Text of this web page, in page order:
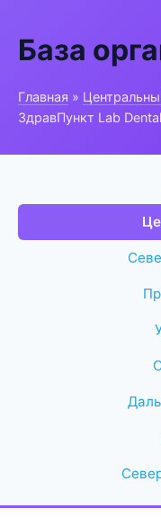
База
Главная »
ЗдравПункт Lab Dental